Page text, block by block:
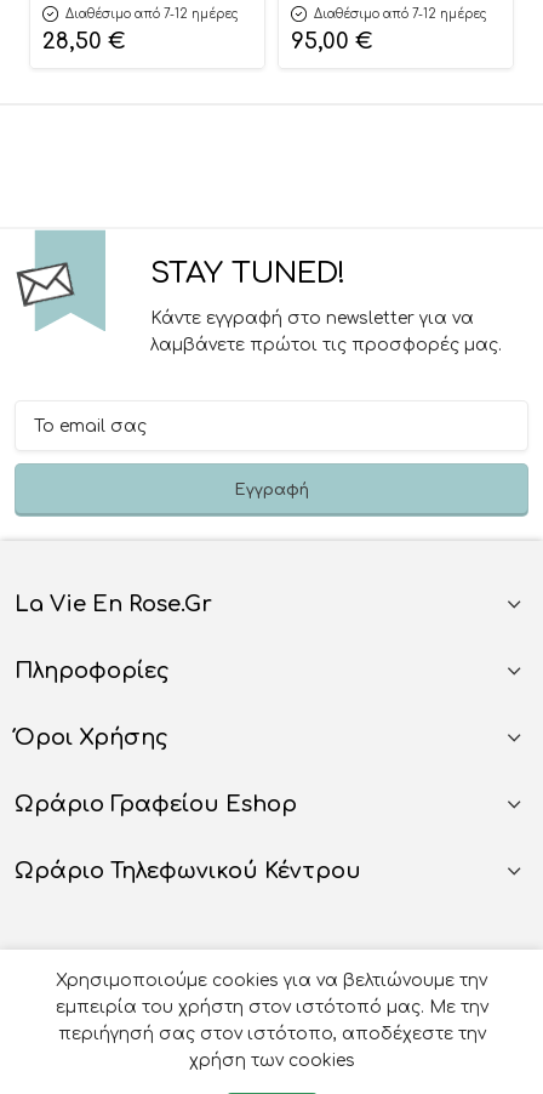
Basket 3800146273279 –
Cangaroo
Διαθέσιμο από 7-12 ημέρες
28,50 €
3801005153725
Διαθέσιμο από 7-12 ημέρες
95,00 €
STAY TUNED!
Κάντε εγγραφή στο newsletter για να
λαμβάνετε πρώτοι τις προσφορές μας.
La Vie En Rose.gr
Πληροφορίες
Όροι Χρήσης
Ωράριο Γραφείου Eshop
Ωράριο Τηλεφωνικού Κέντρου
Χρησιμοποιούμε cookies για να βελτιώνουμε την
εμπειρία του χρήστη στον ιστότοπό μας. Με την
περιήγησή σας στον ιστότοπο, αποδέχεστε την
χρήση των cookies